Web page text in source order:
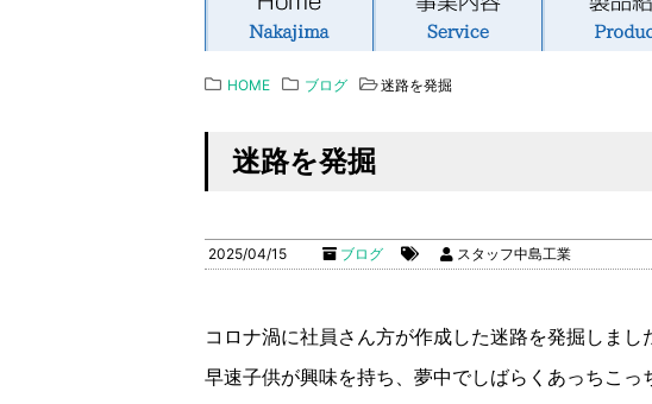
HOME ブログ 迷路を発掘
迷路を発掘
2025/04/15 ブログ スタッフ中島工業
コロナ渦に社員さん方が作成した迷路を発掘しまし
早速子供が興味を持ち、夢中でしばらくあっちこっ